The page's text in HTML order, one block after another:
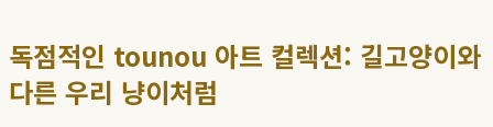
독점적인 tounou 아트 컬렉션: 길고양이와
다른 우리 냥이처럼